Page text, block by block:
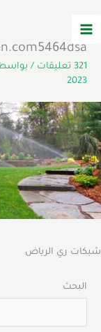
إلى
المحتوى
البحث
321 تعليقات /
2023
شبكات ري الرياض